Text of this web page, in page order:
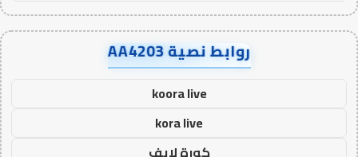
روابط نصية AA4203
koora live
kora live
كورة لايف